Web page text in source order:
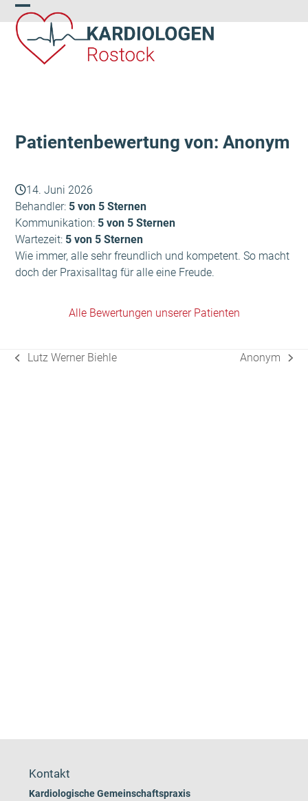
Skip
to
content
Open
mobile
menu
Close
mobile
menu
Patientenbewertung von: Anonym
14. Juni 2026
Behandler: 5 von 5 Sternen
Kommunikation: 5 von 5 Sternen
Wartezeit: 5 von 5 Sternen
Wie immer, alle sehr freundlich und kompetent. So macht
doch der Praxisalltag für alle eine Freude.
Alle Bewertungen unserer Patienten
vorheriger
Lutz Werner Biehle
Nächster
Anonym
Kontakt
Kardiologische Gemeinschaftspraxis